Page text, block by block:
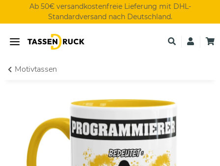
Ab 50€ versandkostenfreie Lieferung mit DHL-
Standardversand nach Deutschland.
Motivtassen